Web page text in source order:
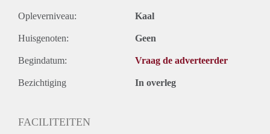
Opleverniveau: Kaal
Huisgenoten: Geen
Begindatum: Vraag de adverteerder
Bezichtiging In overleg
FACILITEITEN